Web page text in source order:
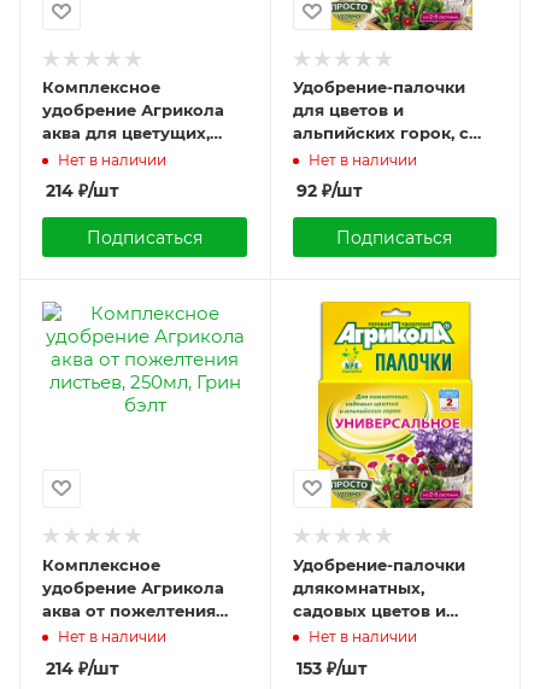
Комплексное
удобрение Агрикола
аква для цветущих,
250мл, Грин бэлт
Нет в наличии
214 ₽/шт
Подписаться
Удобрение-палочки
для цветов и
альпийских горок, с
защитой от
вредителей, Агрикола,
10шт
Нет в наличии
92₽/шт
Подписаться
Комплексное
удобрение Агрикола
аква от пожелтения
листьев, 250мл, Грин
Нет в наличии
214 ₽/шт
Удобрение-палочки
длякомнатных,
садовых цветов и
альпийских горок,
Агрикола, 10шт
Нет в наличии
153₽/шт